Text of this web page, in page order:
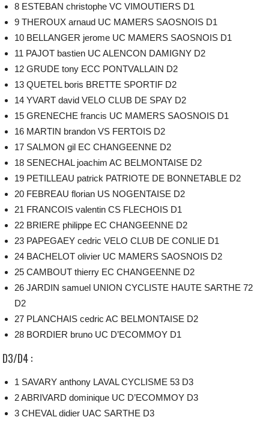
8 ESTEBAN christophe VC VIMOUTIERS D1
9 THEROUX arnaud UC MAMERS SAOSNOIS D1
10 BELLANGER jerome UC MAMERS SAOSNOIS D1
11 PAJOT bastien UC ALENCON DAMIGNY D2
12 GRUDE tony ECC PONTVALLAIN D2
13 QUETEL boris BRETTE SPORTIF D2
14 YVART david VELO CLUB DE SPAY D2
15 GRENECHE francis UC MAMERS SAOSNOIS D1
16 MARTIN brandon VS FERTOIS D2
17 SALMON gil EC CHANGEENNE D2
18 SENECHAL joachim AC BELMONTAISE D2
19 PETILLEAU patrick PATRIOTE DE BONNETABLE D2
20 FEBREAU florian US NOGENTAISE D2
21 FRANCOIS valentin CS FLECHOIS D1
22 BRIERE philippe EC CHANGEENNE D2
23 PAPEGAEY cedric VELO CLUB DE CONLIE D1
24 BACHELOT olivier UC MAMERS SAOSNOIS D2
25 CAMBOUT thierry EC CHANGEENNE D2
26 JARDIN samuel UNION CYCLISTE HAUTE SARTHE 72
D2
27 PLANCHAIS cedric AC BELMONTAISE D2
28 BORDIER bruno UC D’ECOMMOY D1
D3/D4 :
1 SAVARY anthony LAVAL CYCLISME 53 D3
2 ABRIVARD dominique UC D’ECOMMOY D3
3 CHEVAL didier UAC SARTHE D3